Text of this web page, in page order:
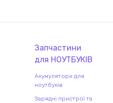
Запчастини
для НОУТБУКІВ
Акумулятори для
ноутбуків
Зарядні пристрої та